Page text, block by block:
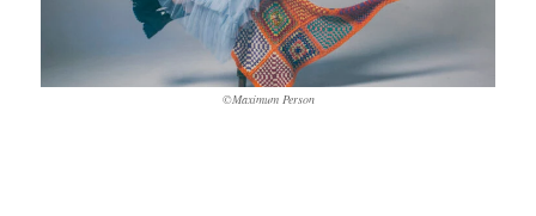
©︎Maximum Person